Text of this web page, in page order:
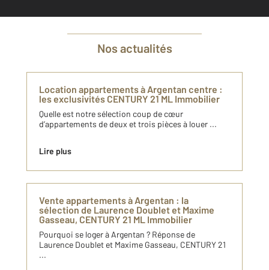
Nos actualités
Location appartements à Argentan centre :
les exclusivités CENTURY 21 ML Immobilier
Quelle est notre sélection coup de cœur
d’appartements de deux et trois pièces à louer ...
Lire plus
Vente appartements à Argentan : la
sélection de Laurence Doublet et Maxime
Gasseau, CENTURY 21 ML Immobilier
Pourquoi se loger à Argentan ? Réponse de
Laurence Doublet et Maxime Gasseau, CENTURY 21
...